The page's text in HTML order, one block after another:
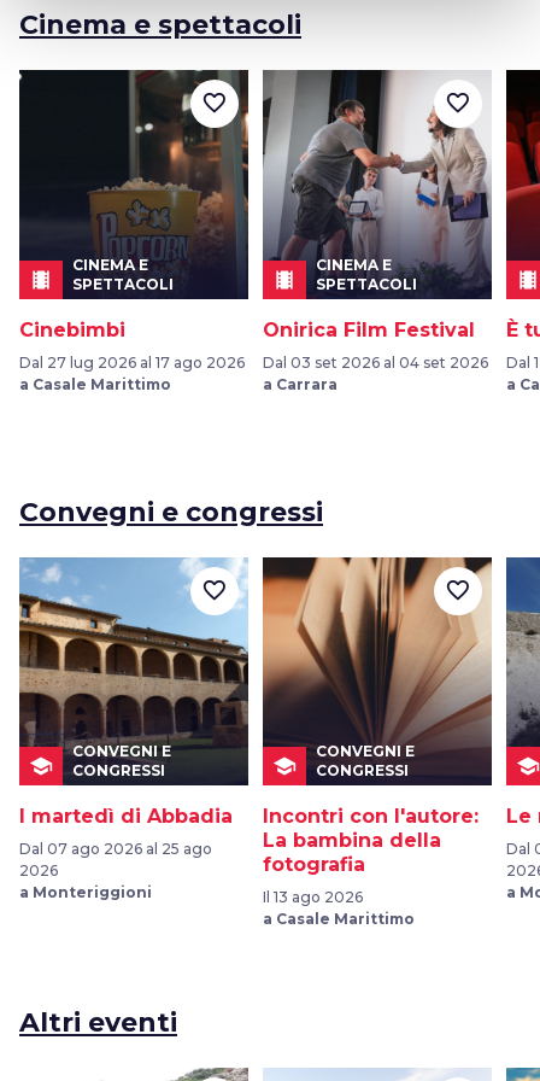
Cinema e spettacoli
local_movies
CINEMA E
SPETTACOLI
Cinebimbi
Dal 27 lug 2026 al 17 ago 2026
a Casale Marittimo
favorite_border
local_movies
CINEMA E
SPETTACOLI
Onirica Film Festival
Dal 03 set 2026 al 04 set 2026
a Carrara
favorite_border
local_movies
È
Dal
a
Convegni e congressi
school
CONVEGNI E
CONGRESSI
I martedì di Abbadia
Dal 07 ago 2026 al 25 ago
2026
a Monteriggioni
favorite_border
school
CONVEGNI E
CONGRESSI
Incontri con l'autore:
La bambina della
fotografia
Il 13 ago 2026
a Casale Marittimo
favorite_border
school
Dal
a
Altri eventi